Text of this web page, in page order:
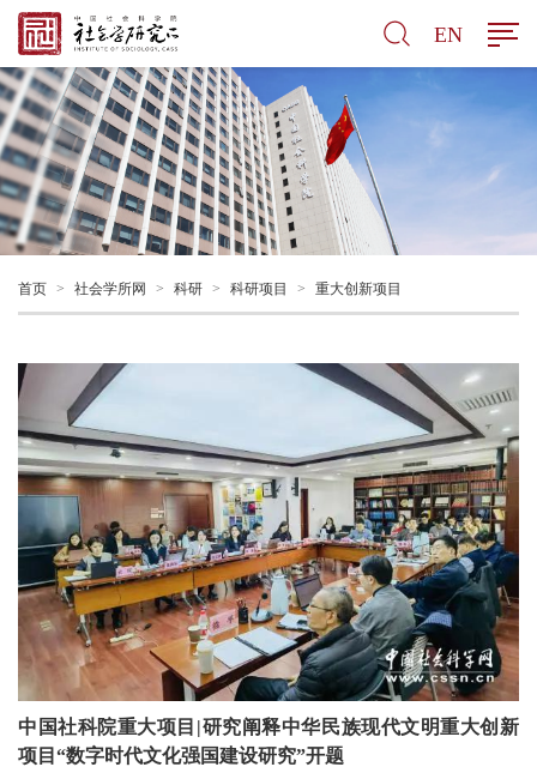
EN
首页 > 社会学所网 > 科研 > 科研项目 > 重大创新项目
中国社科院重大项目|研究阐释中华民族现代文明重大创新
项目“数字时代文化强国建设研究”开题